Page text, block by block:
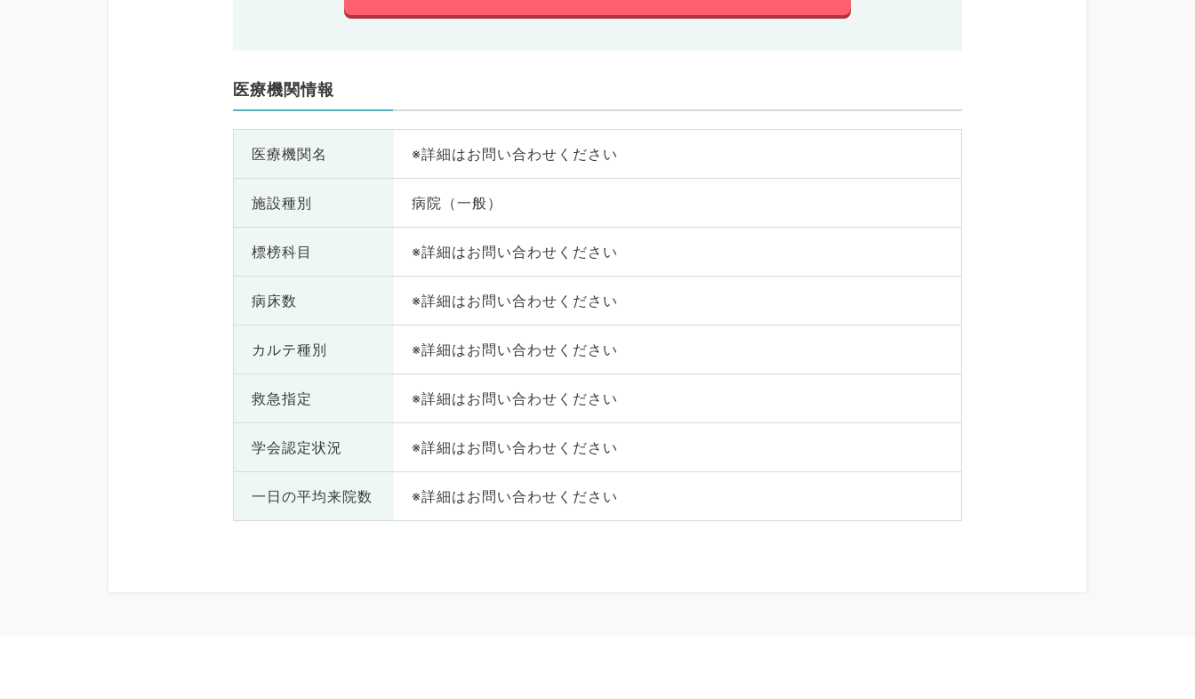
医療機関情報
医療機関名 ※詳細はお問い合わせください
施設種別 病院（一般）
標榜科目 ※詳細はお問い合わせください
病床数 ※詳細はお問い合わせください
カルテ種別 ※詳細はお問い合わせください
救急指定 ※詳細はお問い合わせください
学会認定状況 ※詳細はお問い合わせください
一日の平均来院数 ※詳細はお問い合わせください